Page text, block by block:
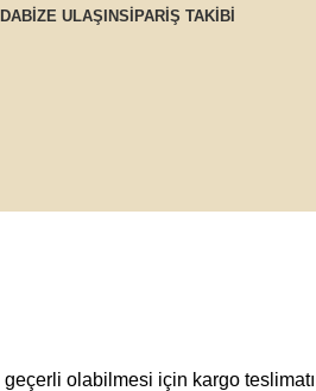
BİZE ULAŞINSİPARİŞ TAKİBİ
olabilmesi için kargo